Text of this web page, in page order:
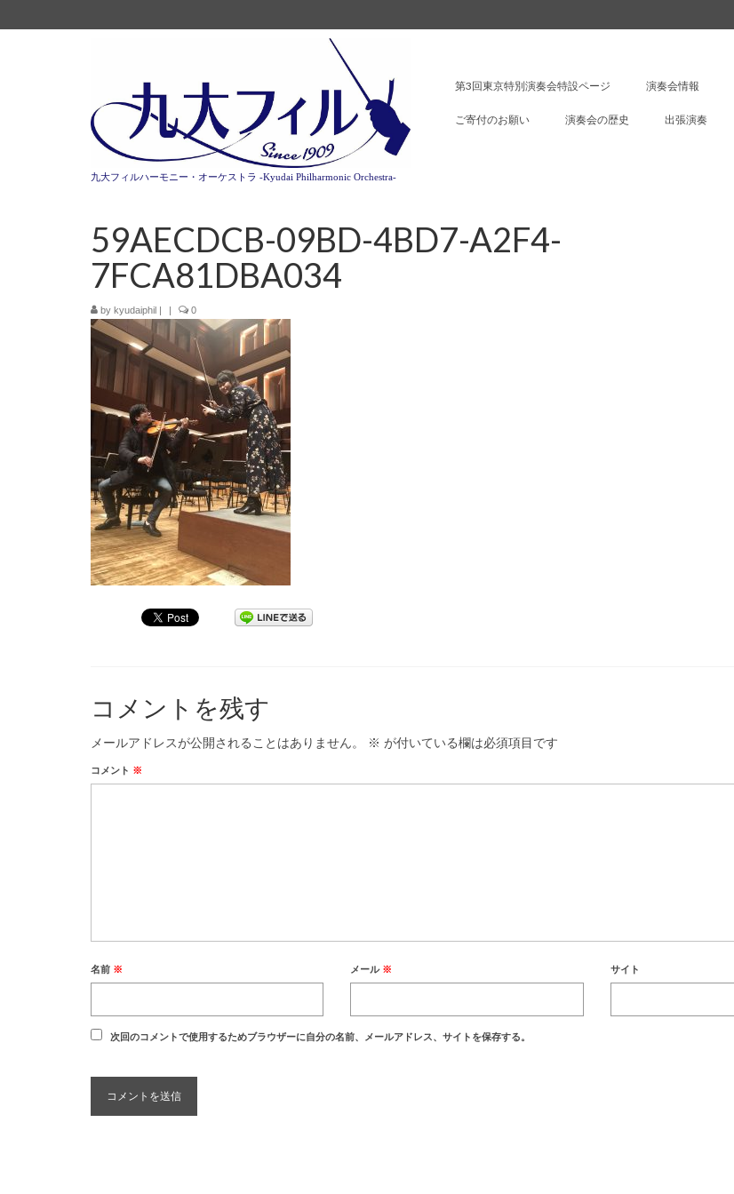
九大フィルハーモニー・オーケストラ -Kyudai Philharmonic Orchestra-
第3回東京特別演奏会特設ページ 演奏会情報
ご寄付のお願い 演奏会の歴史 出張演奏
59AECDCB-09BD-4BD7-A2F4-
7FCA81DBA034
by kyudaiphil | | 0
コメントを残す
メールアドレスが公開されることはありません。 ※ が付いている欄は必須項目です
コメント ※
名前 ※ メール ※ サイト
次回のコメントで使用するためブラウザーに自分の名前、メールアドレス、サイトを保存する。